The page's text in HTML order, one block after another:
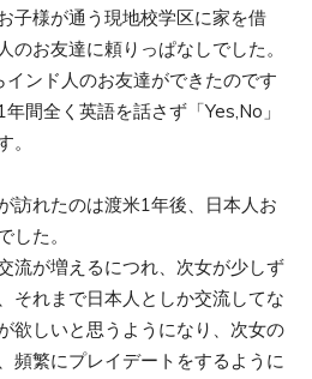
子様が通う現地校学区に家を借
のお友達に頼りっぱなしでした。
ンド人のお友達ができたのです
間全く英語を話さず「Yes,No」
。
訪れたのは渡米1年後、日本人お
した。
流が増えるにつれ、次女が少しず
それまで日本人としか交流してな
欲しいと思うようになり、次女の
頻繁にプレイデートをするように